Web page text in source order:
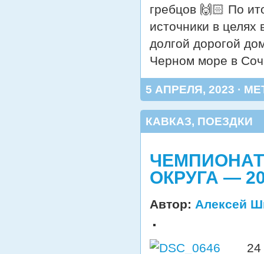
гребцов 🙌🏻 По
источники в
долгой дорогой
Черном море в
5 АПРЕЛЯ, 2023 ·
КАВКАЗ, ПОЕЗДКИ
ОКРУГА —
Автор: Алексей
24